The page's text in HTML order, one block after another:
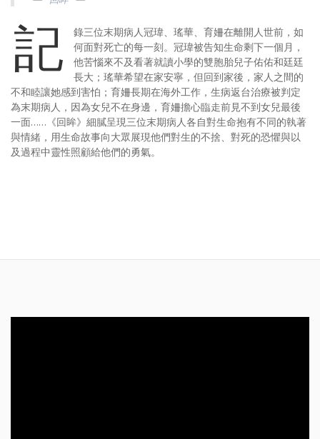
記
錄三位末期病人冠瑋、瑤華、育姍在離開人世前，如
何面對死亡的每一刻。冠瑋被告知生命剩下一個月，
他苦惱來不及看著就讀小學的雙胞胎兒子佑佑和廷廷
長大；瑤華希望在家安寧，但回到家後，家人之間的
不和睦讓她感到害怕；育姍長期在海外工作，生病返台治療被判定
為末期病人，因為女兒不在身邊，育姍擔心臨走前見不到女兒最後
一面……《回眸》細膩呈現三位末期病人各自對生命抱有不同的執著
與情緒，用生命故事向大眾展現他們對生的不捨、對死的恐懼與以
及過程中靈性照顧給他們的勇氣。